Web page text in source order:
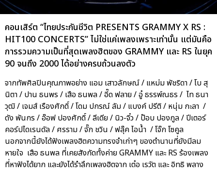
คอนเสิร์ต “ไทยประกันชีวิต PRESENTS GRAMMY X RS :
HIT100 CONCERTS” ไม่ใช่แค่เพลงเพราะเท่านั้น แต่มันคือ
การรวมความเป็นที่สุดเพลงฮิตของ GRAMMY และ RS ในยุค
90 จนถึง 2000 ได้อย่างครบถ้วนลงตัว
จากทัพศิลปินคุณภาพอย่าง แอม เสาวลักษณ์ / แหม่ม พัชริดา / โบ สุ
นิตา / ปาน ธนพร / เสือ ธนพล / อี๊ด ฟลาย / อู๋ ธรรพ์ณธร / ไท ธนา
วุฒิ / เจมส์ เรืองศักดิ์ / โดม ปกรณ์ ลัม / แบงค์ ปรีติ / หนุ่ม กะลา /
ดัง พันกร / อ๊อฟ ปองศักดิ์ / ลีเดีย / นิว-จิ๋ว / ป๊อบ ปองกูล / ปีเตอร์
คอร์ปไดเรนดัล / ศรราม / จั๊ก ชวิน / ฟลุ๊ค ไอน้ำ / โจ๊ก โซคูล
นอกจากนี้ยังได้ฟังเพลงฮิตความทรงจำเก่าๆ ของตำนานที่ยังมีลม
หายใจ เสือ ธนพล ที่เคยสังกัดทั้งค่าย GRAMMY และ RS ร้องเพลง
ที่หาฟังได้ยาก และยังได้รำลึกเพลงฮิตจาก เต๋อ เรวัต และ อิทธิ พลาง